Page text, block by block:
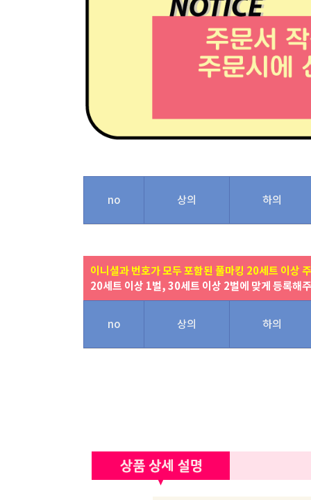
no 상의 하의
이니셜과 번호가 모두 포함된 풀마킹 20세트 이상
20세트 이상 1벌, 30세트 이상 2벌에 맞게 등록해
no 상의 하의